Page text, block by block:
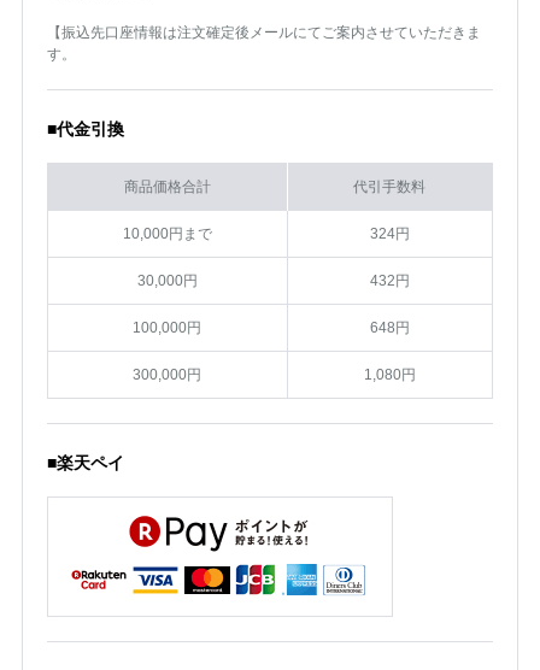
【振込先口座情報は注文確定後メールにてご案内させていただきま
す。
■代金引換
商品価格合計 代引手数料
10,000円まで 324円
30,000円 432円
100,000円 648円
300,000円 1,080円
■楽天ペイ